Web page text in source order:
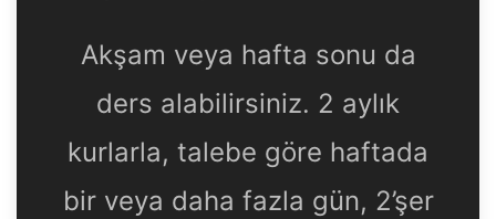
Akşam veya hafta sonu da
ders alabilirsiniz. 2 aylık
kurlarla, talebe göre haftada
bir veya daha fazla gün, 2’şer